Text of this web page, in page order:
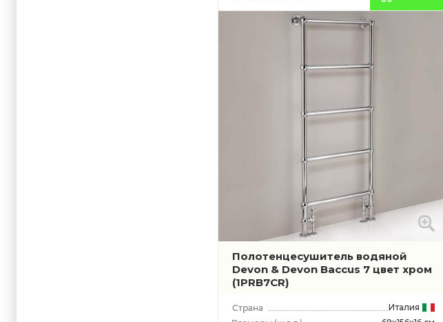
Полотенцесушитель водяной
Devon & Devon Baccus 7 цвет хром
(1PRB7CR)
Италия